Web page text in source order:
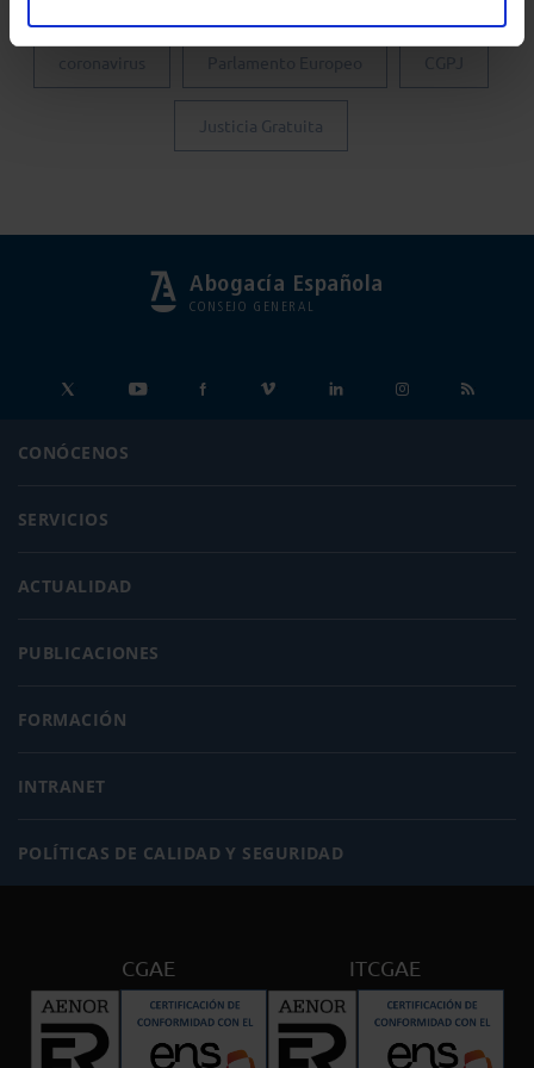
coronavirus Parlamento Europeo
Justicia Gratuita
Abogacía Española
CONSEJO GENERAL
CONÓCENOS
SERVICIOS
ACTUALIDAD
PUBLICACIONES
FORMACIÓN
INTRANET
POLÍTICAS DE CALIDAD Y SEGURIDAD
CGAE ITCGAE